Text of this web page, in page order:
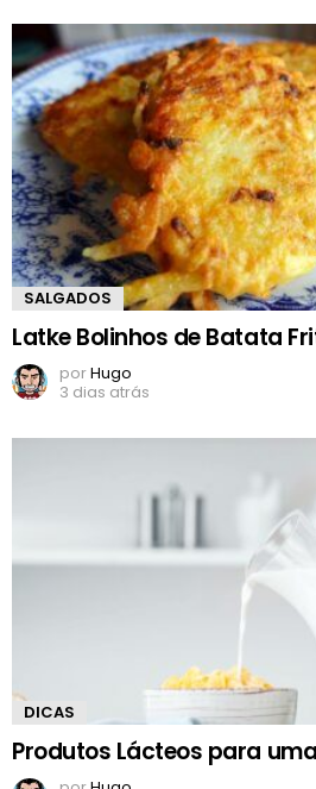
SALGADOS
Latke Bolinhos de Batata
porHugo
3 dias atrás
DICAS
Produtos Lácteos para